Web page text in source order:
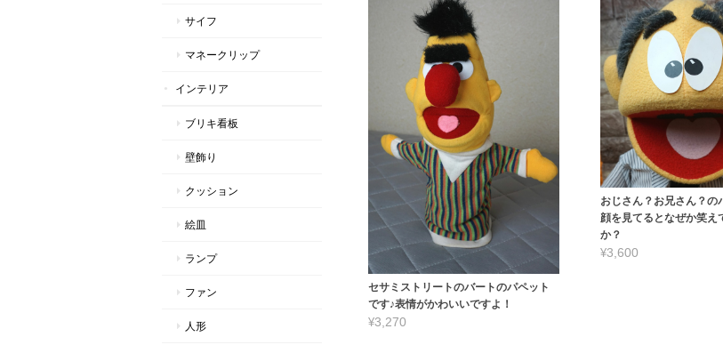
セサミストリートのバートのパペット
です♪表情がかわいいですよ！
¥3,270
おじさん？お兄さん？の
顔を見てるとなぜか笑え
か？
¥3,600
サイフ
マネークリップ
インテリア
ブリキ看板
壁飾り
クッション
絵皿
ランプ
ファン
人形